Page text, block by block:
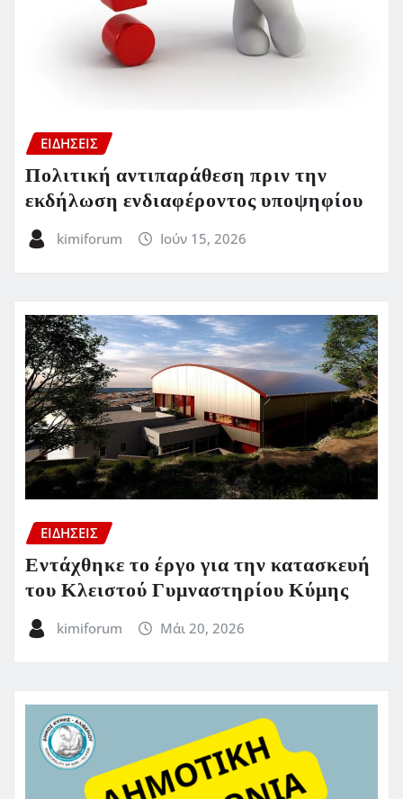
ΕΙΔΗΣΕΙΣ
Πολιτική αντιπαράθεση πριν την
εκδήλωση ενδιαφέροντος υποψηφίου
kimiforum Ιούν 15, 2026
ΕΙΔΗΣΕΙΣ
Εντάχθηκε το έργο για την κατασκευή
του Κλειστού Γυμναστηρίου Κύμης
kimiforum Μάι 20, 2026